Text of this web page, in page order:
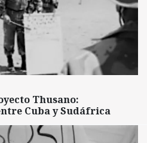
Thusano:
Cuba y Sudáfrica